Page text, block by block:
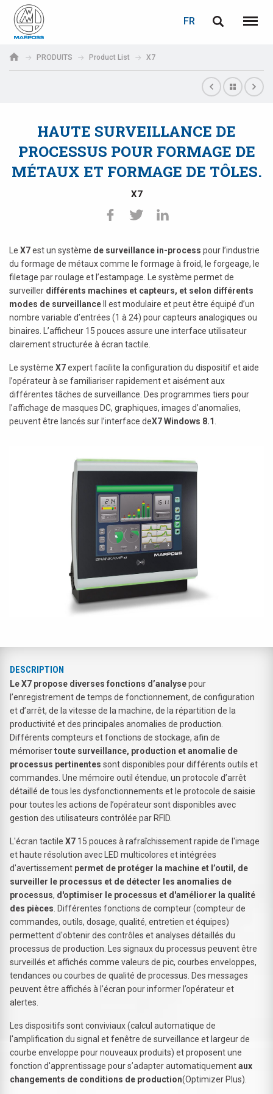
S.p.A.
FR
Menu
PRODUITS Product List X7
HAUTE SURVEILLANCE DE
PROCESSUS POUR FORMAGE DE
MÉTAUX ET FORMAGE DE TÔLES.
X7
Le X7est un système de surveillance in-process pour l’industrie
du formage de métaux comme le formage à froid, le forgeage, le
filetage par roulage et l’estampage. Le système permet de
surveiller différents machines et capteurs, et selon différents
modes de surveillance Il est modulaire et peut être équipé d’un
nombre variable d’entrées (1 à 24) pour capteurs analogiques ou
binaires. L’afficheur 15 pouces assure une interface utilisateur
clairement structurée à écran tactile.
Le système X7expert facilite la configuration du dispositif et aide
l’opérateur à se familiariser rapidement et aisément aux
différentes tâches de surveillance. Des programmes tiers pour
l’affichage de masques DC, graphiques, images d’anomalies,
peuvent être lancés sur l’interface deX7 Windows 8.1
DESCRIPTION
Le X7 propose diverses fonctions d’analysepour
l’enregistrement de temps de fonctionnement, de configuration
et d’arrêt, de la vitesse de la machine, de la répartition de la
productivité et des principales anomalies de production.
Différents compteurs et fonctions de stockage, afin de
mémorisertoute surveillance, production et anomalie de
processus pertinentes sont disponibles pour différents outils et
commandes. Une mémoire outil étendue, un protocole d’arrêt
détaillé de tous les dysfonctionnements et le protocole de saisie
pour toutes les actions de l’opérateur sont disponibles avec
gestion des utilisateurs contrôlée par RFID.
L'écran tactile X7 15 pouces à rafraîchissement rapide de l'image
et haute résolution avec LED multicolores et intégrées
d'avertissement permet de protéger la machine et l’outil, de
surveiller le processus et de détecter les anomalies de
processus, d'optimiser le processus et d'améliorer la qualité
des pièces . Différentes fonctions de compteur (compteur de
commandes, outils, dosage, qualité, entretien et équipes)
permettent d'obtenir des contrôles et analyses détaillés du
processus de production. Les signaux du processus peuvent être
surveillés et affichés comme valeurs de pic, courbes enveloppes,
tendances ou courbes de qualité de processus. Des messages
peuvent être affichés à l’écran pour informer l’opérateur et
alertes.
Les dispositifs sont conviviaux (calcul automatique de
l'amplification du signal et fenêtre de surveillance et largeur de
courbe enveloppe pour nouveaux produits) et proposent une
fonction d'apprentissage pour s’adapter automatiquementaux
changements de conditions de production(Optimizer Plus).
Deutsch
Español
日本語 (Japanese)
中文 (Chinese)
LOGIN
Password
Click here!